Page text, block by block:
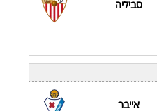
סביליה
אייבר